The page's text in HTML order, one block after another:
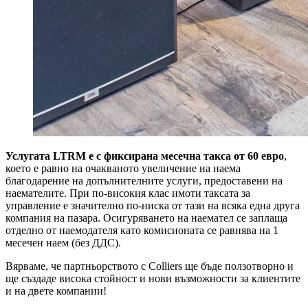
Услугата LTRM е с фиксирана месечна такса от 60 евро,
което е равно на очакваното увеличение на наема
благодарение на допълнителните услуги, предоставени на
наемателите. При по-високия клас имоти таксата за
управление е значително по-ниска от тази на всяка една друга
компания на пазара. Осигуряването на наемател се заплаща
отделно от наемодателя като комисионата се равнява на 1
месечен наем (без ДДС).
Вярваме, че партньорството с Colliers ще бъде ползотворно и
ще създаде висока стойност и нови възможности за клиентите
и на двете компании!